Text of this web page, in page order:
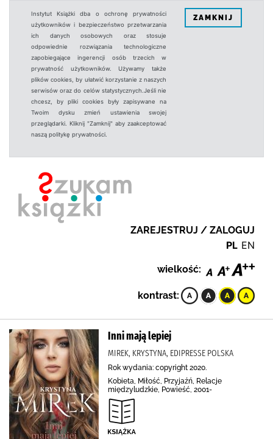
Instytut Książki dba o ochronę prywatności
użytkowników i bezpieczeństwo przetwarzania
ich danych osobowych oraz stosuje
odpowiednie rozwiązania technologiczne
zapobiegające ingerencji osób trzecich w
prywatność użytkowników. Używamy także
plików cookies, by ułatwić korzystanie z naszych
serwisów oraz do celów statystycznych.Jeśli nie
chcesz, by pliki cookies były zapisywane na
Twoim dysku zmień ustawienia swojej
przeglądarki. Kliknij "Zamknij" aby zaakceptować
naszą politykę prywatności.
ZAMKNIJ
ZAREJESTRUJ / ZALOGUJ
PL EN
wielkość:
kontrast:
Inni mają lepiej
MIREK, KRYSTYNA, EDIPRESSE POLSKA
Rok wydania: copyright 2020.
Kobieta, Miłość, Przyjaźń, Relacje
międzyludzkie, Powieść, 2001-